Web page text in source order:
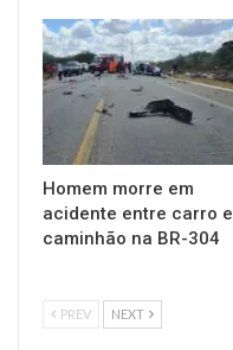
Homem morre em
acidente entre carro e
caminhão na BR-304
PREV NEXT